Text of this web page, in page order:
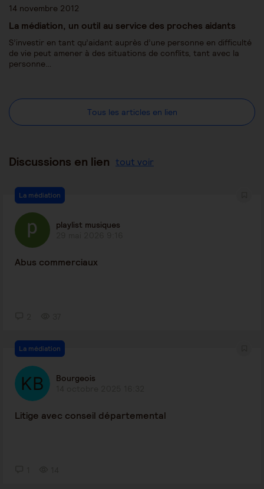
14 novembre 2012
La médiation, un outil au service des proches aidants
S’investir en tant qu’aidant auprès d’une personne en difficulté
de vie peut amener à des situations de conflits, tant avec la
personne…
Tous les articles en lien
Discussions en lien tout voir
La médiation
playlist musiques
Abus commerciaux
La médiation
Bourgeois
Litige avec conseil départemental